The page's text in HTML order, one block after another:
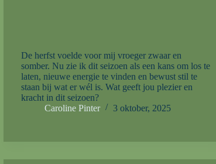
De herfst voelde voor mij vroeger zwaar en
somber. Nu zie ik dit seizoen als een kans om los te
laten, nieuwe energie te vinden en bewust stil te
staan bij wat er wél is. Wat geeft jou plezier en
kracht in dit seizoen?
Caroline Pinter
3 oktober, 2025